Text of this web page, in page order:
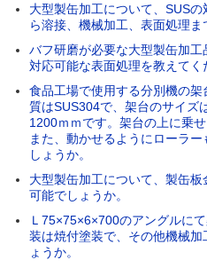
大型製缶加工について、SUS
ら溶接、機械加工、表面処理ま
バフ研磨が必要な大型製缶加工
対応可能な表面処理を教えてく
食品工場で使用する分別機の
質はSUS304で、架台のサイズ
1200ｍｍです。架台の上に乗
また、動かせるようにローラ
しょうか。
大型製缶加工について、製缶
可能でしょうか。
Ｌ75×75×6×700のアングルに
装は焼付塗装で、その他機械
ょうか。